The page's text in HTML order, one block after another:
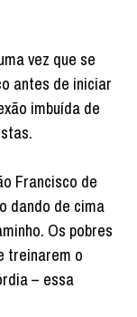
vez que se
antes de iniciar
imbuída de
Francisco de
dando de cima
Os pobres
treinarem o
– essa